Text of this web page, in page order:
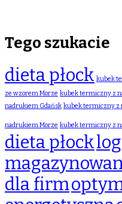
Tego szukacie
dieta płock kubek
ze wzorem Morze kubek termiczny z
nadrukiem Gdańsk kubek termiczny z
nadrukiem Morze kubek termiczny z
dieta płock
dla firm